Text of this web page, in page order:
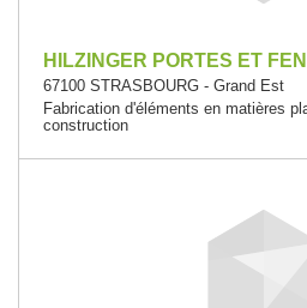
HILZINGER PORTES ET
67100 STRASBOURG - Grand Est
Fabrication d'éléments en matières
construction